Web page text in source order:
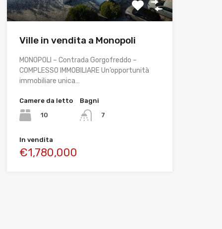
Ville in vendita a Monopoli
MONOPOLI – Contrada Gorgofreddo –
COMPLESSO IMMOBILIARE Un’opportunità
immobiliare unica…
Camere da letto
10
Bagni
7
In vendita
€1,780,000